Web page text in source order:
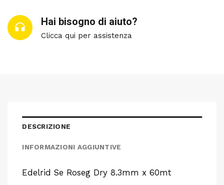
Hai bisogno di aiuto?
Clicca qui per assistenza
DESCRIZIONE
INFORMAZIONI AGGIUNTIVE
Edelrid Se Roseg Dry 8.3mm x 60mt